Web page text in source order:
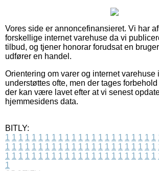
Vores side er annoncefinansieret. Vi har
forskellige internet varehuse da vi
tilbud, og tjener honorar forudsat en
udfører en handel.
Orientering om varer og internet varehuse
understøttes ofte, men der tages
der kan være lavet efter at vi senest
hjemmesidens data.
BITLY:
1 1 1 1 1 1 1 1 1 1 1 1 1 1 1 1 1 1 1 1 1 1 1
1 1 1 1 1 1 1 1 1 1 1 1 1 1 1 1 1 1 1 1 1 1 1
1 1 1 1 1 1 1 1 1 1 1 1 1 1 1 1 1 1 1 1 1 1 1
1